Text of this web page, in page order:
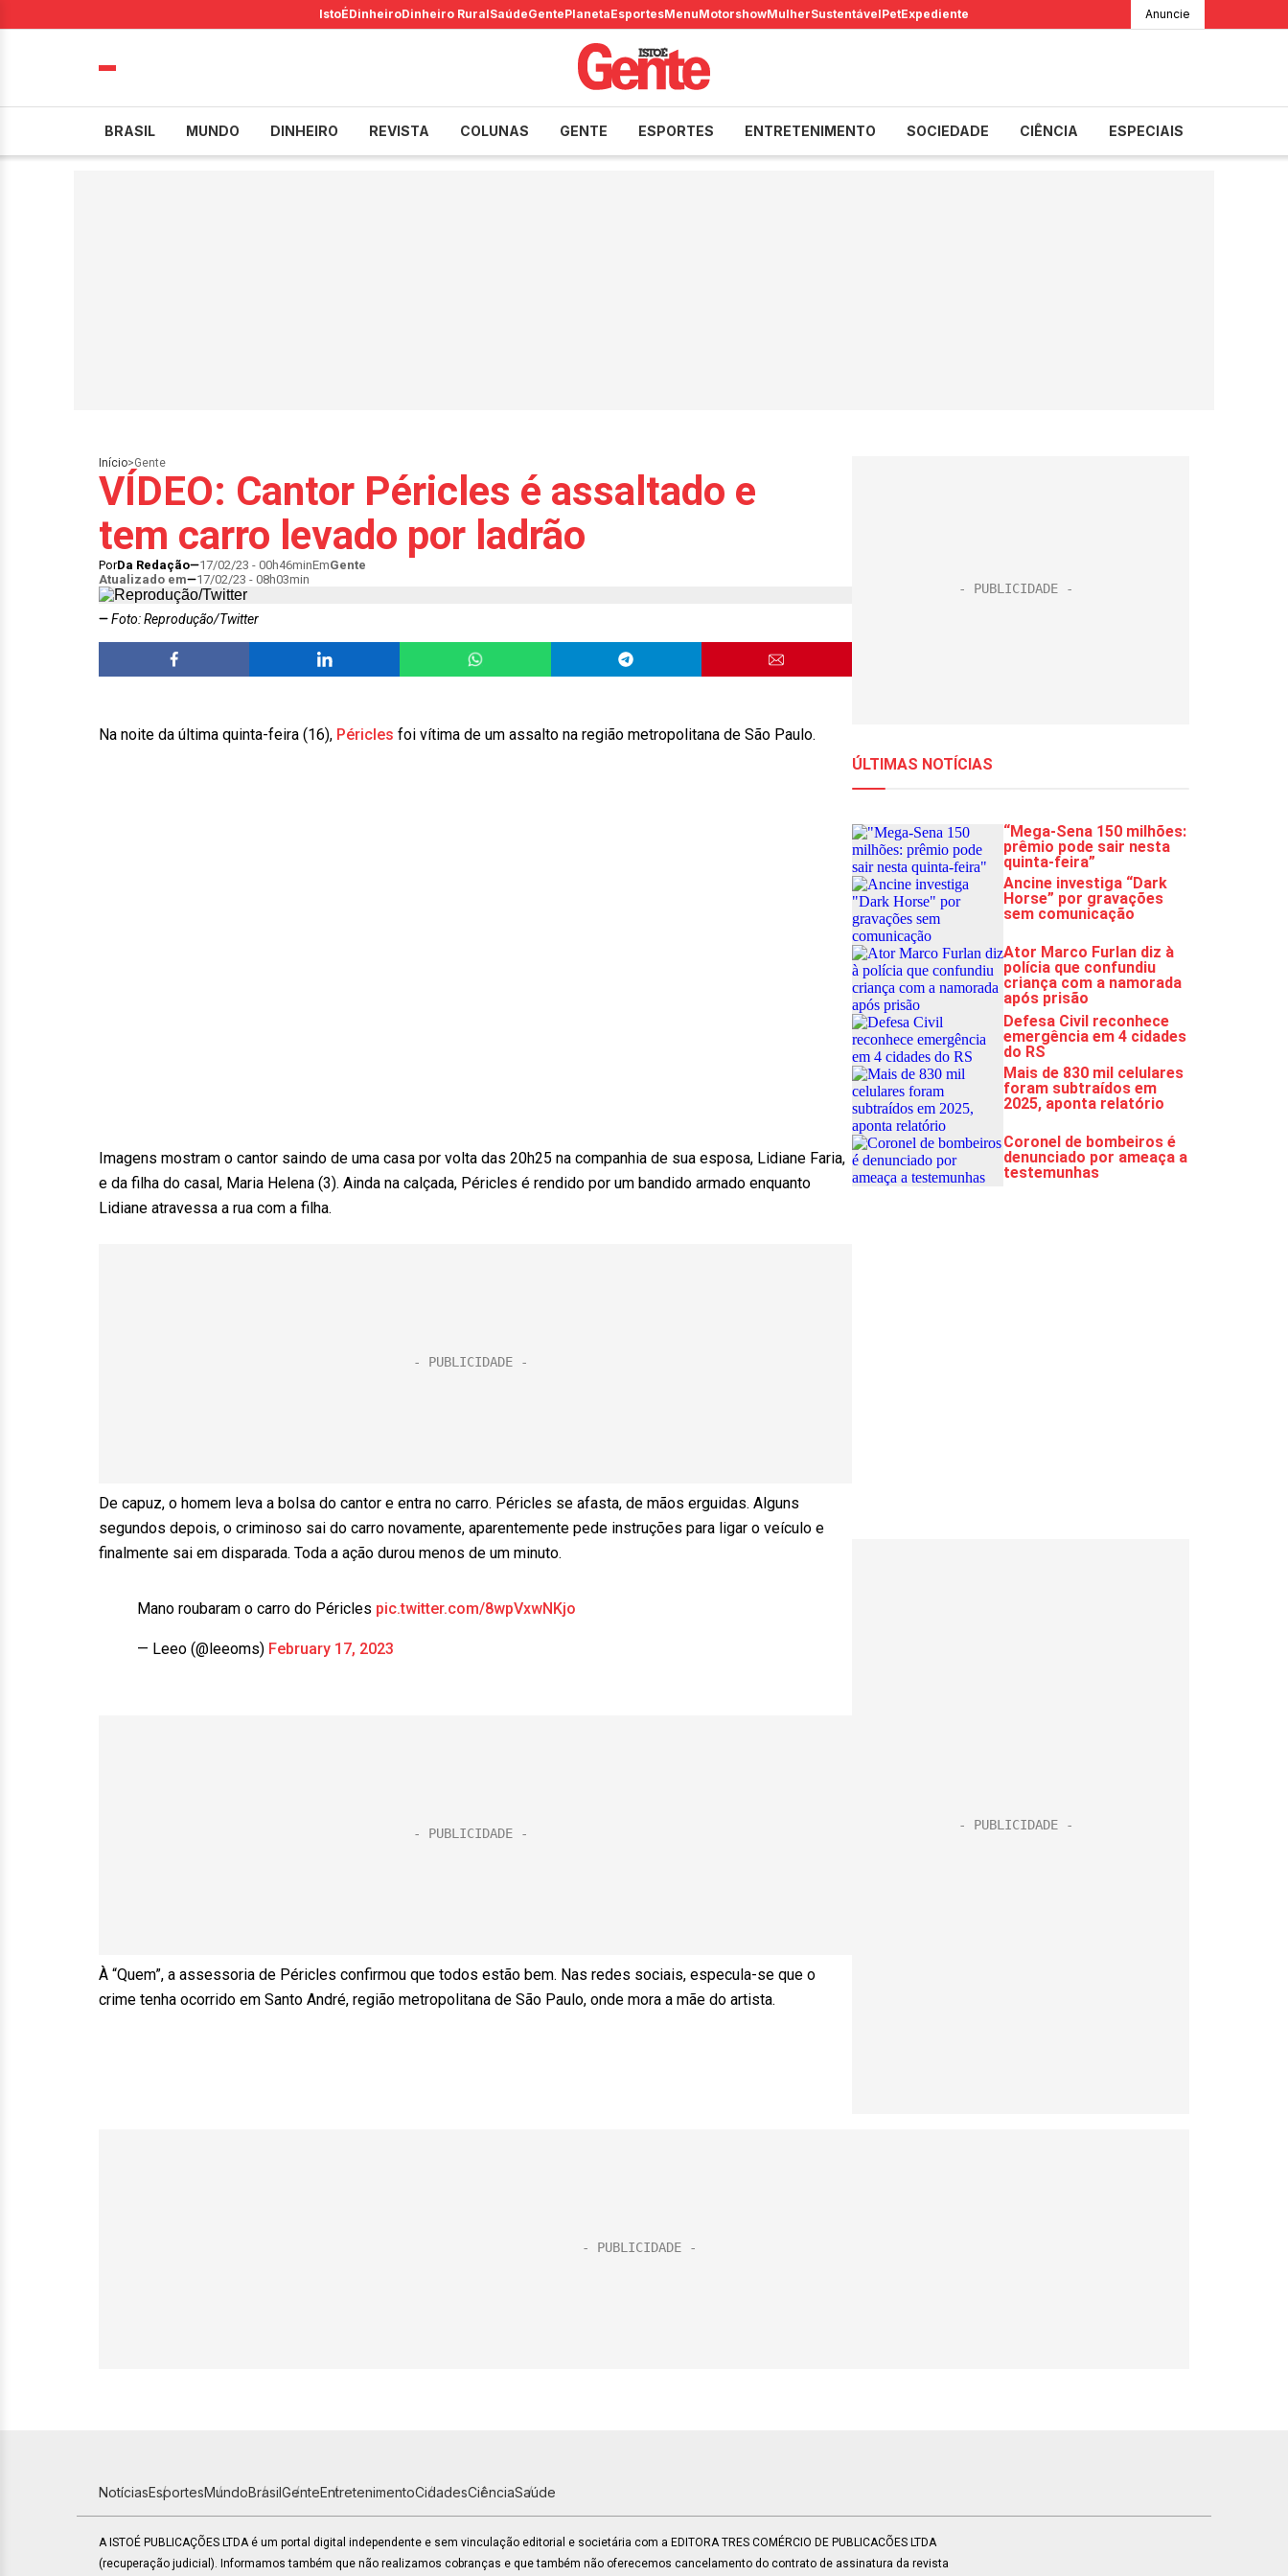
IstoÉDinheiroDinheiro RuralSaúdeGentePlanetaEsportesMenuMotorshowMulherSustentávelPetExpediente Anuncie
BRASIL MUNDO DINHEIRO REVISTA COLUNAS GENTE ESPORTES ENTRETENIMENTO SOCIEDADE CIÊNCIA ESPECIAIS
Início>Gente
VÍDEO: Cantor Péricles é assaltado e
tem carro levado por ladrão
PorDa Redação 17/02/23 - 00h46minEmGente
Atualizado em
17/02/23 - 08h03min
Foto: Reprodução/Twitter
Na noite da última quinta-feira (16), Péricles foi vítima de um assalto na região metropolitana de São Paulo.
Imagens mostram o cantor saindo de uma casa por volta das 20h25 na companhia de sua esposa, Lidiane Faria,
e da filha do casal, Maria Helena (3). Ainda na calçada, Péricles é rendido por um bandido armado enquanto
Lidiane atravessa a rua com a filha.
De capuz, o homem leva a bolsa do cantor e entra no carro. Péricles se afasta, de mãos erguidas. Alguns
segundos depois, o criminoso sai do carro novamente, aparentemente pede instruções para ligar o veículo e
finalmente sai em disparada. Toda a ação durou menos de um minuto.
Mano roubaram o carro do Péricles pic.twitter.com/8wpVxwNKjo
— Leeo (@leeoms) February 17, 2023
À “Quem”, a assessoria de Péricles confirmou que todos estão bem. Nas redes sociais, especula-se que o
crime tenha ocorrido em Santo André, região metropolitana de São Paulo, onde mora a mãe do artista.
NotíciasEsportesMundoBrasilGenteEntretenimentoCidadesCiênciaSaúde
A ISTOÉ PUBLICAÇÕES LTDA é um portal digital independente e sem vinculação editorial e societária com a EDITORA TRES COMÉRCIO DE PUBLICACÕES LTDA
(recuperação judicial). Informamos também que não realizamos cobranças e que também não oferecemos cancelamento do contrato de assinatura da revista